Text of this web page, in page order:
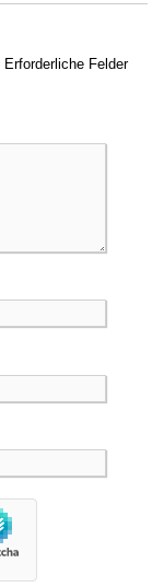
Erforderliche Felder